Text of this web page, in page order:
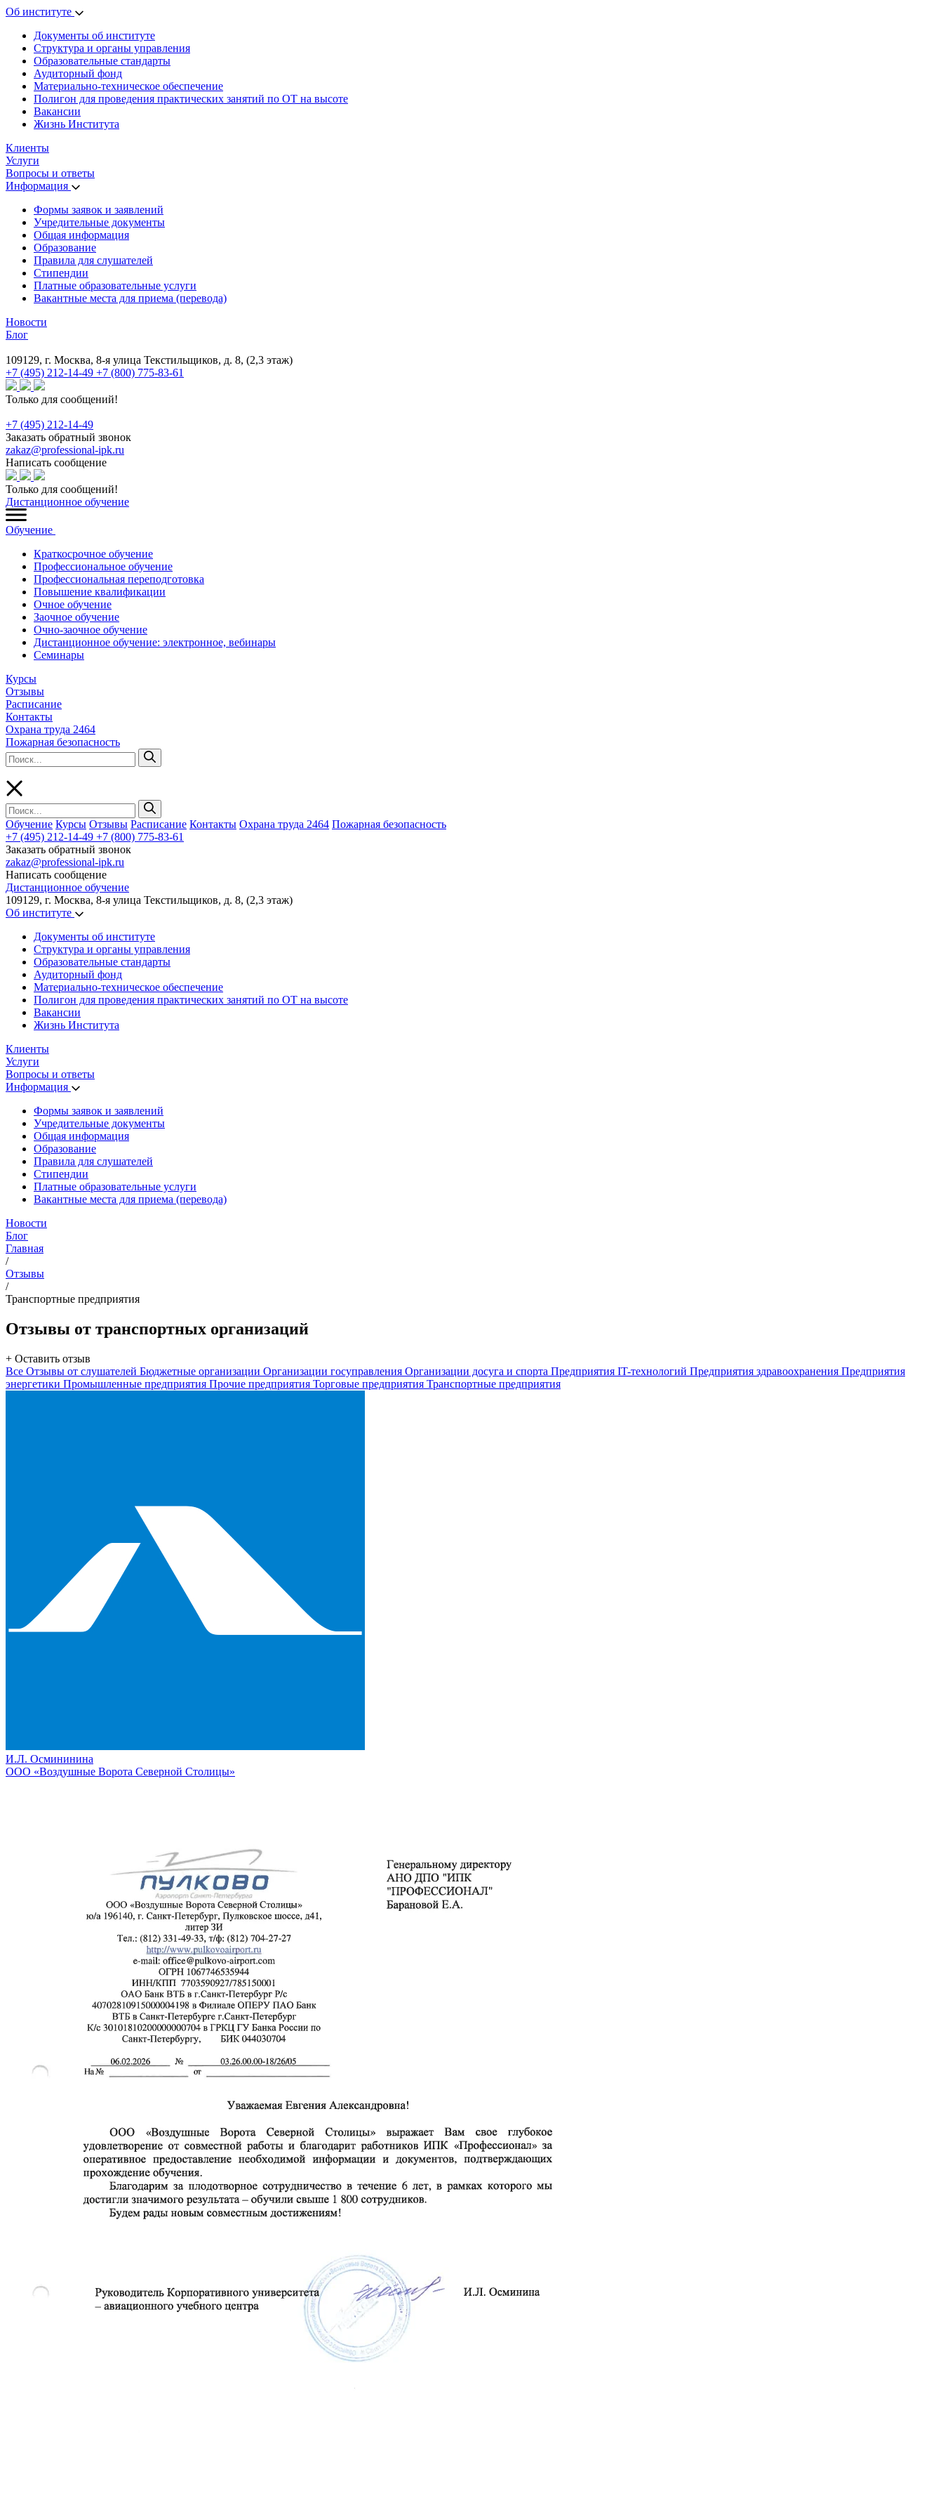
Об институте
Документы об институте
Структура и органы управления
Образовательные стандарты
Аудиторный фонд
Материально-техническое обеспечение
Полигон для проведения практических занятий по ОТ на высоте
Вакансии
Жизнь Института
Клиенты
Услуги
Вопросы и ответы
Информация
Формы заявок и заявлений
Учредительные документы
Общая информация
Образование
Правила для слушателей
Стипендии
Платные образовательные услуги
Вакантные места для приема (перевода)
Новости
Блог
109129, г. Москва, 8-я улица Текстильщиков, д. 8, (2,3 этаж)
+7 (495) 212-14-49 +7 (800) 775-83-61
Только для сообщений!
+7 (495) 212-14-49
Заказать обратный звонок
zakaz@professional-ipk.ru
Написать сообщение
Только для сообщений!
Дистанционное обучение
Обучение
Краткосрочное обучение
Профессиональное обучение
Профессиональная переподготовка
Повышение квалификации
Очное обучение
Заочное обучение
Очно-заочное обучение
Дистанционное обучение: электронное, вебинары
Семинары
Курсы
Отзывы
Расписание
Контакты
Охрана труда 2464
Пожарная безопасность
Обучение Курсы Отзывы Расписание Контакты Охрана труда 2464 Пожарная безопасность
+7 (495) 212-14-49 +7 (800) 775-83-61
Заказать обратный звонок
zakaz@professional-ipk.ru
Написать сообщение
Дистанционное обучение
109129, г. Москва, 8-я улица Текстильщиков, д. 8, (2,3 этаж)
Об институте
Документы об институте
Структура и органы управления
Образовательные стандарты
Аудиторный фонд
Материально-техническое обеспечение
Полигон для проведения практических занятий по ОТ на высоте
Вакансии
Жизнь Института
Клиенты
Услуги
Вопросы и ответы
Информация
Формы заявок и заявлений
Учредительные документы
Общая информация
Образование
Правила для слушателей
Стипендии
Платные образовательные услуги
Вакантные места для приема (перевода)
Новости
Блог
Главная
/
Отзывы
/
Транспортные предприятия
Отзывы от транспортных организаций
+ Оставить отзыв
Все Отзывы от слушателей Бюджетные организации Организации госуправления Организации досуга и спорта Предприятия IT-технологий Предприятия здравоохранения Предприятия
энергетики Промышленные предприятия Прочие предприятия Торговые предприятия Транспортные предприятия
И.Л. Осмининина
ООО «Воздушные Ворота Северной Столицы»